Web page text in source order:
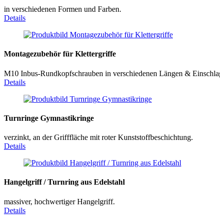
in verschiedenen Formen und Farben.
Details
Montagezubehör für Klettergriffe
M10 Inbus-Rundkopfschrauben in verschiedenen Längen &
Details
Turnringe Gymnastikringe
verzinkt, an der Grifffläche mit roter Kunststoffbeschichtung.
Details
Hangelgriff / Turnring aus Edelstahl
massiver, hochwertiger Hangelgriff.
Details